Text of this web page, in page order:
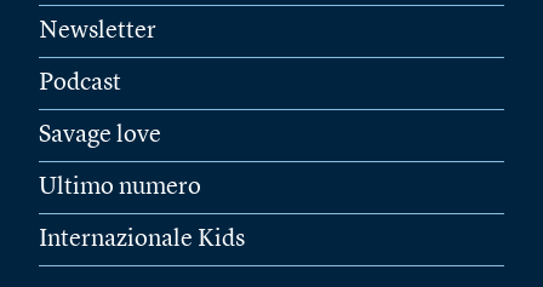
Newsletter
Podcast
Savage love
Ultimo numero
Internazionale Kids